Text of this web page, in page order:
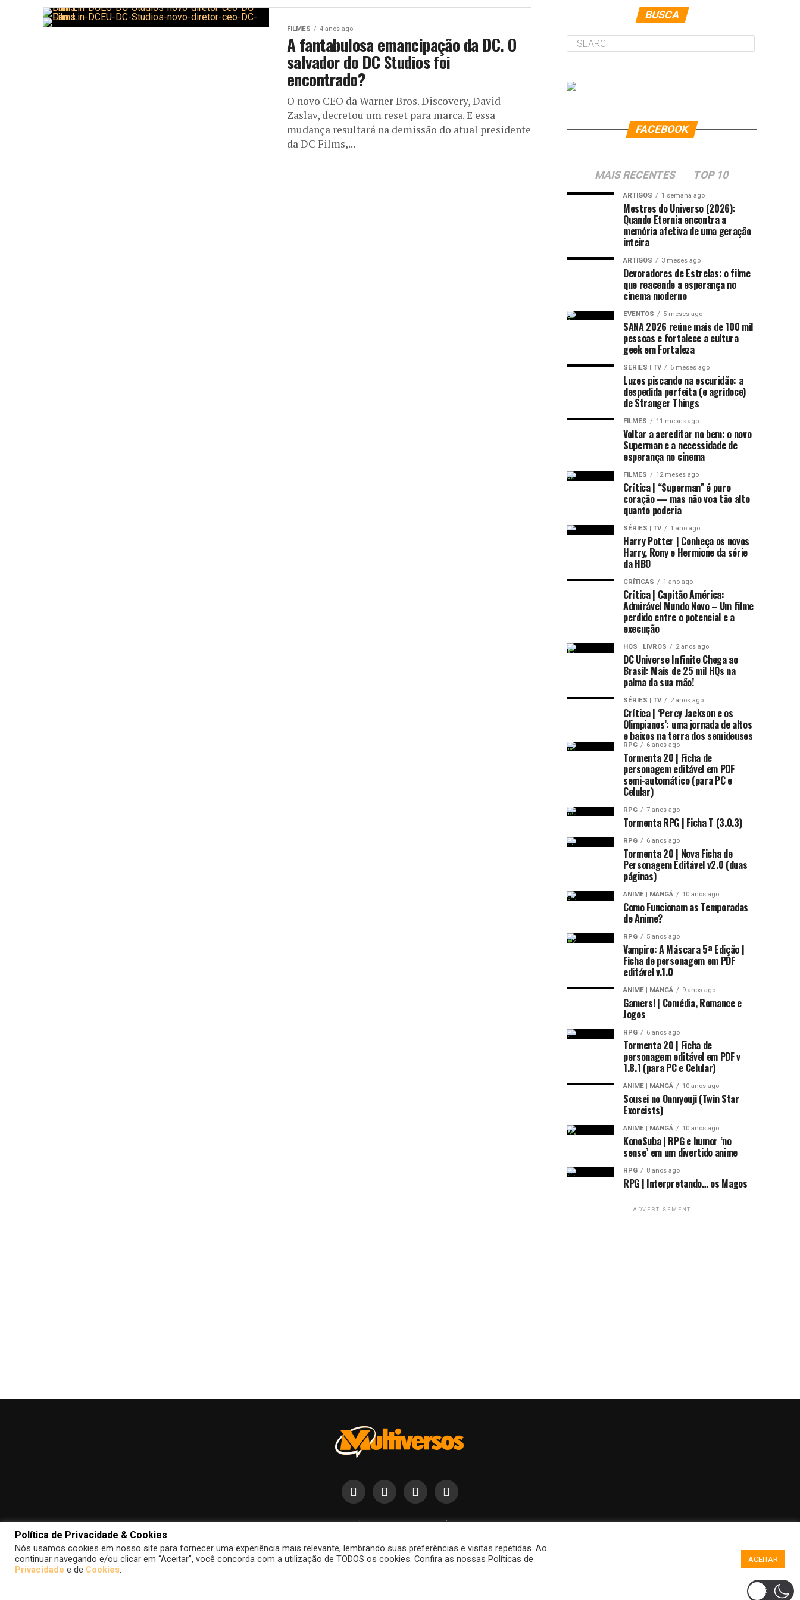
FILMES 4 anos ago
A fantabulosa emancipação da DC. O
salvador do DC Studios foi
encontrado?
O novo CEO da Warner Bros. Discovery, David
Zaslav, decretou um reset para marca. E essa
mudança resultará na demissão do atual presidente
da DC Films,...
BUSCA
FACEBOOK
MAIS RECENTES TOP 10
ARTIGOS 1 semana ago
Mestres do Universo (2026):
Quando Eternia encontra a
memória afetiva de uma geração
inteira
ARTIGOS 3 meses ago
Devoradores de Estrelas: o filme
que reacende a esperança no
cinema moderno
EVENTOS 5 meses ago
SANA 2026 reúne mais de 100 mil
pessoas e fortalece a cultura
geek em Fortaleza
SÉRIES | TV 6 meses ago
Luzes piscando na escuridão: a
despedida perfeita (e agridoce)
de Stranger Things
FILMES 11 meses ago
Voltar a acreditar no bem: o novo
Superman e a necessidade de
esperança no cinema
FILMES 12 meses ago
Crítica | “Superman” é puro
coração — mas não voa tão alto
quanto poderia
SÉRIES | TV 1 ano ago
Harry Potter | Conheça os novos
Harry, Rony e Hermione da série
da HBO
CRÍTICAS 1 ano ago
Crítica | Capitão América:
Admirável Mundo Novo – Um filme
perdido entre o potencial e a
execução
HQS | LIVROS 2 anos ago
DC Universe Infinite Chega ao
Brasil: Mais de 25 mil HQs na
palma da sua mão!
SÉRIES | TV 2 anos ago
Crítica | ‘Percy Jackson e os
Olimpianos’: uma jornada de altos
e baixos na terra dos semideuses
RPG 6 anos ago
Tormenta 20 | Ficha de
personagem editável em PDF
semi-automático (para PC e
Celular)
RPG 7 anos ago
Tormenta RPG | Ficha T (3.0.3)
RPG 6 anos ago
Tormenta 20 | Nova Ficha de
Personagem Editável v2.0 (duas
páginas)
ANIME | MANGÁ 10 anos ago
Como Funcionam as Temporadas
de Anime?
RPG 5 anos ago
Vampiro: A Máscara 5ª Edição |
Ficha de personagem em PDF
editável v.1.0
ANIME | MANGÁ 9 anos ago
Gamers! | Comédia, Romance e
Jogos
RPG 6 anos ago
Tormenta 20 | Ficha de
personagem editável em PDF v
1.8.1 (para PC e Celular)
ANIME | MANGÁ 10 anos ago
Sousei no Onmyouji (Twin Star
Exorcists)
ANIME | MANGÁ 10 anos ago
KonoSuba | RPG e humor ‘no
sense’ em um divertido anime
RPG 8 anos ago
RPG | Interpretando… os Magos
ADVERTISEMENT
FALE CONOSCO POLÍTICA DE COOKIES POLÍTICA DE PRIVACIDADE
Política de Privacidade & Cookies
Nós usamos cookies em nosso site para fornecer uma experiência mais relevante, lembrando suas preferências e visitas repetidas. Ao
continuar navegando e/ou clicar em “Aceitar”, você concorda com a utilização de TODOS os cookies. Confira as nossas Políticas de
Privacidade e de Cookies.
ACEITAR